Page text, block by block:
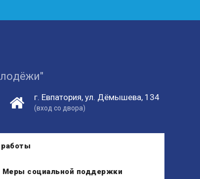
г. Евпатория, ул. Дёмышева, 134
(вход со двора)
работы
Меры социальной поддержки